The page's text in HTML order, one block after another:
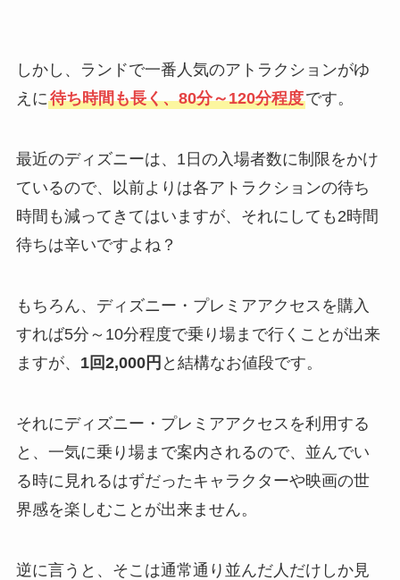
しかし、ランドで一番人気のアトラクションがゆ
えに待ち時間も長く、80分～120分程度です。
最近のディズニーは、1日の入場者数に制限をかけ
ているので、以前よりは各アトラクションの待ち
時間も減ってきてはいますが、それにしても2時間
待ちは辛いですよね？
もちろん、ディズニー・プレミアアクセスを購入
すれば5分～10分程度で乗り場まで行くことが出来
ますが、 1回2,000円 と結構なお値段です。
それにディズニー・プレミアアクセスを利用する
と、一気に乗り場まで案内されるので、並んでい
る時に見れるはずだったキャラクターや映画の世
界感を楽しむことが出来ません。
逆に言うと、そこは通常通り並んだ人だけしか見